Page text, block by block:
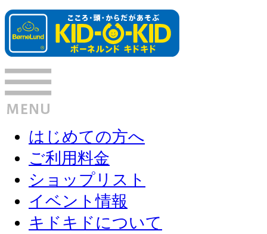
はじめての方へ
ご利用料金
ショップリスト
イベント情報
キドキドについて